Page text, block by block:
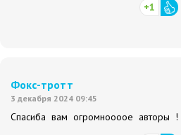
+1
Фокс-тротт
3 декабря 2024 09:45
Спасиба вам огромноооое авторы !